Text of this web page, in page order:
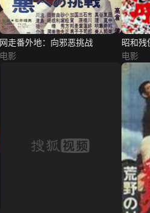
网走番外地：向邪恶挑战
电影
昭和残
电影